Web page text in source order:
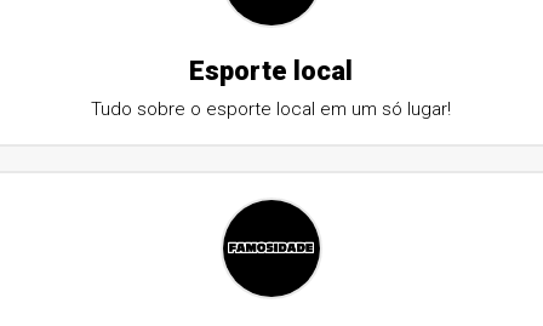
Esporte local
Tudo sobre o esporte local em um só lugar!